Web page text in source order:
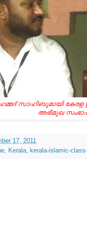
സാഹിബുമായി കേരള
അഭിമുഖ
17, 2011
Kerala kerala-islamic-